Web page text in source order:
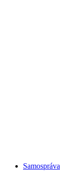
Samospráva